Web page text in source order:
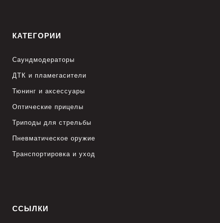
КАТЕГОРИИ
Саундмодераторы
ДТК и пламегасители
Тюнинг и аксессуары
Оптические прицелы
Триподы для стрельбы
Пневматическое оружие
Транспортировка и уход
ССЫЛКИ